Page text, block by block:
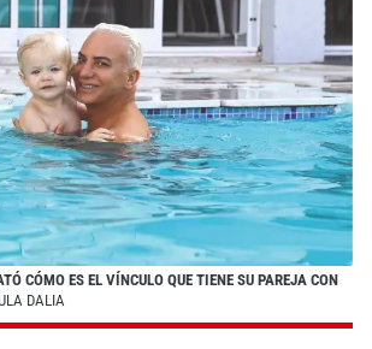
CÓMO ES EL VÍNCULO QUE TIENE SU PAREJA CON
DALIA